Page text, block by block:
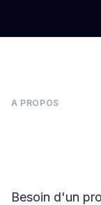
A PROPOS
Besoin d'un